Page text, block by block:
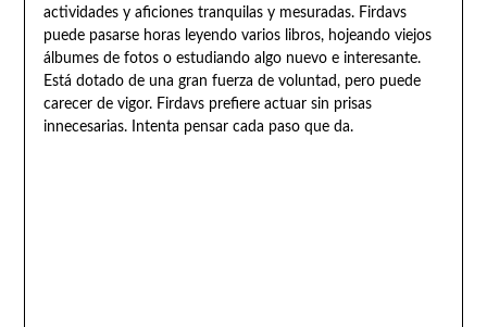
actividades y aficiones tranquilas y mesuradas. Firdavs
puede pasarse horas leyendo varios libros, hojeando viejos
álbumes de fotos o estudiando algo nuevo e interesante.
Está dotado de una gran fuerza de voluntad, pero puede
carecer de vigor. Firdavs prefiere actuar sin prisas
innecesarias. Intenta pensar cada paso que da.